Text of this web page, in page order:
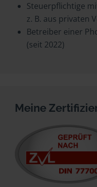
Steuerpflichtige
z. B. aus privaten
Betreiber einer
(seit 2022)
Meine